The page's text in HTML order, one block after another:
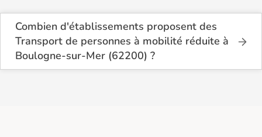
Combien d'établissements proposent des
Transport de personnes à mobilité réduite à
Boulogne-sur-Mer (62200) ?
Sur le site Logement-seniors.com, on recense